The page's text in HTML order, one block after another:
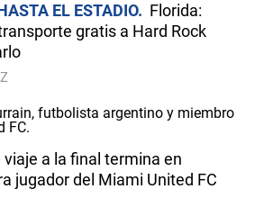
EL ESTADIO
Florida:
gratis a Hard Rock
viaje a la final termina en
jugador del Miami United FC